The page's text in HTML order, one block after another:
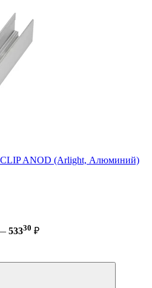
ANOD (Arlight, Алюминий)
53330 ₽